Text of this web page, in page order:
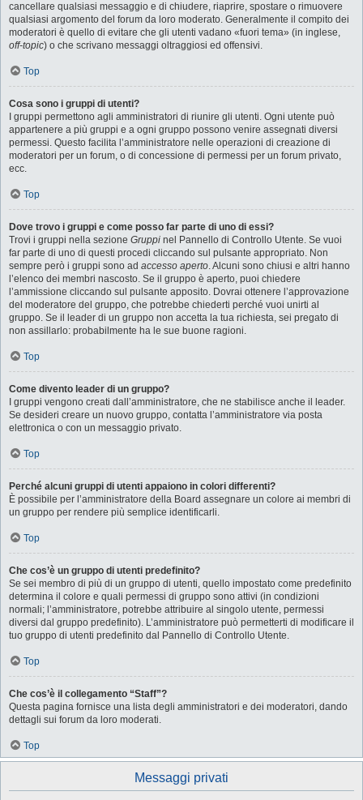
cancellare qualsiasi messaggio e di chiudere, riaprire, spostare o rimuovere
qualsiasi argomento del forum da loro moderato. Generalmente il compito dei
moderatori è quello di evitare che gli utenti vadano «fuori tema» (in inglese,
off-topic) o che scrivano messaggi oltraggiosi ed offensivi.
Top
Cosa sono i gruppi di utenti?
I gruppi permettono agli amministratori di riunire gli utenti. Ogni utente può
appartenere a più gruppi e a ogni gruppo possono venire assegnati diversi
permessi. Questo facilita l’amministratore nelle operazioni di creazione di
moderatori per un forum, o di concessione di permessi per un forum privato,
ecc.
Top
Dove trovo i gruppi e come posso far parte di uno di essi?
Trovi i gruppi nella sezione Gruppi nel Pannello di Controllo Utente. Se vuoi
far parte di uno di questi procedi cliccando sul pulsante appropriato. Non
sempre però i gruppi sono ad accesso aperto. Alcuni sono chiusi e altri hanno
l’elenco dei membri nascosto. Se il gruppo è aperto, puoi chiedere
l’ammissione cliccando sul pulsante apposito. Dovrai ottenere l’approvazione
del moderatore del gruppo, che potrebbe chiederti perché vuoi unirti al
gruppo. Se il leader di un gruppo non accetta la tua richiesta, sei pregato di
non assillarlo: probabilmente ha le sue buone ragioni.
Top
Come divento leader di un gruppo?
I gruppi vengono creati dall’amministratore, che ne stabilisce anche il leader.
Se desideri creare un nuovo gruppo, contatta l’amministratore via posta
elettronica o con un messaggio privato.
Top
Perché alcuni gruppi di utenti appaiono in colori differenti?
È possibile per l’amministratore della Board assegnare un colore ai membri di
un gruppo per rendere più semplice identificarli.
Top
Che cos’è un gruppo di utenti predefinito?
Se sei membro di più di un gruppo di utenti, quello impostato come predefinito
determina il colore e quali permessi di gruppo sono attivi (in condizioni
normali; l’amministratore, potrebbe attribuire al singolo utente, permessi
diversi dal gruppo predefinito). L’amministratore può permetterti di modificare il
tuo gruppo di utenti predefinito dal Pannello di Controllo Utente.
Top
Che cos’è il collegamento “Staff”?
Questa pagina fornisce una lista degli amministratori e dei moderatori, dando
dettagli sui forum da loro moderati.
Top
Messaggi privati